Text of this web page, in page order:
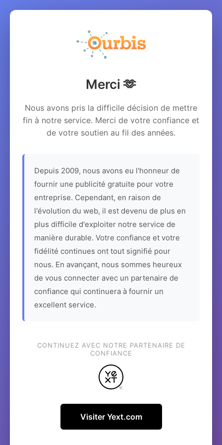
Merci 🫶
Nous avons pris la difficile décision de mettre
fin à notre service. Merci de votre confiance et
de votre soutien au fil des années.
Depuis 2009, nous avons eu l'honneur de
fournir une publicité gratuite pour votre
entreprise. Cependant, en raison de
l'évolution du web, il est devenu de plus en
plus difficile d'exploiter notre service de
manière durable. Votre confiance et votre
fidélité continues ont tout signifié pour
nous. En avançant, nous sommes heureux
de vous connecter avec un partenaire de
confiance qui continuera à fournir un
excellent service.
CONTINUEZ AVEC NOTRE PARTENAIRE DE
CONFIANCE
Visiter Yext.com